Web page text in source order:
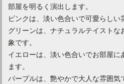
部屋を明るく演出します。
ピンクは、淡い色合いで可愛らしい
グリーンは、ナチュラルテイスト
象です。
イエローは、淡い色合いでお部屋
ます。
パープルは、艶やかで大人な雰囲気